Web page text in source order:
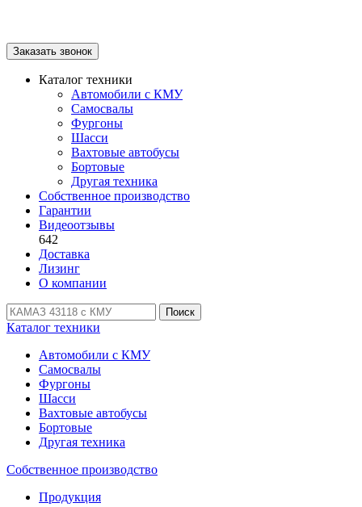
Заказать звонок
Каталог техники
Автомобили с КМУ
Самосвалы
Фургоны
Шасси
Вахтовые автобусы
Бортовые
Другая техника
Собственное производство
Гарантии
Видеоотзывы
642
Доставка
Лизинг
О компании
Поиск
Каталог техники
Автомобили с КМУ
Самосвалы
Фургоны
Шасси
Вахтовые автобусы
Бортовые
Другая техника
Собственное производство
Продукция